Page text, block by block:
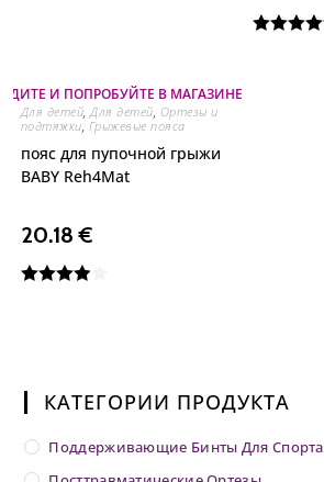
И ПОПРОБУЙТЕ В МАГАЗИНЕ НА ОЗЕРЕ
Для детей Для детей Ортезы и
подтяжки Грыжевые пояса
пояс для пупочной грыжи
BABY Reh4Mat
20.18€
КАТЕГОРИИ ПРОДУКТА
Поддерживающие Бинты Для Спорта